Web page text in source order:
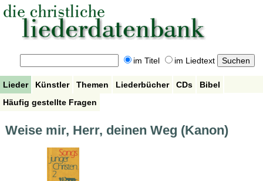
im Titel im Liedtext
Lieder Künstler Themen Liederbücher CDs
Bibel
Häufig gestellte Fragen
Weise mir, Herr, deinen Weg (Kanon)